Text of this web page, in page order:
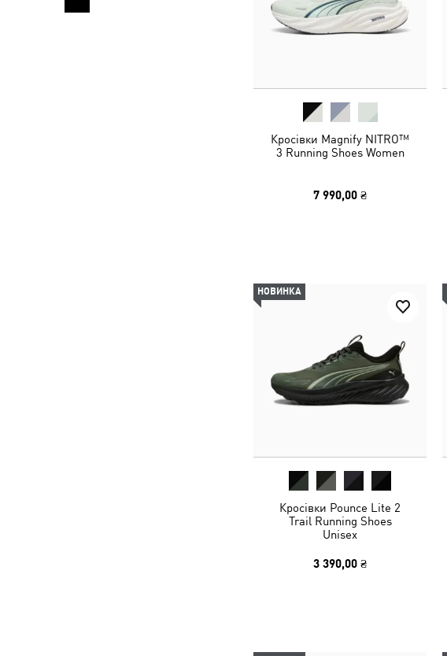
Кросівки Magnify NITRO™
3 Running Shoes Women
7 990,00 ₴
НОВИНКА
Кросівки Pounce Lite 2
Trail Running Shoes
Unisex
3 390,00 ₴